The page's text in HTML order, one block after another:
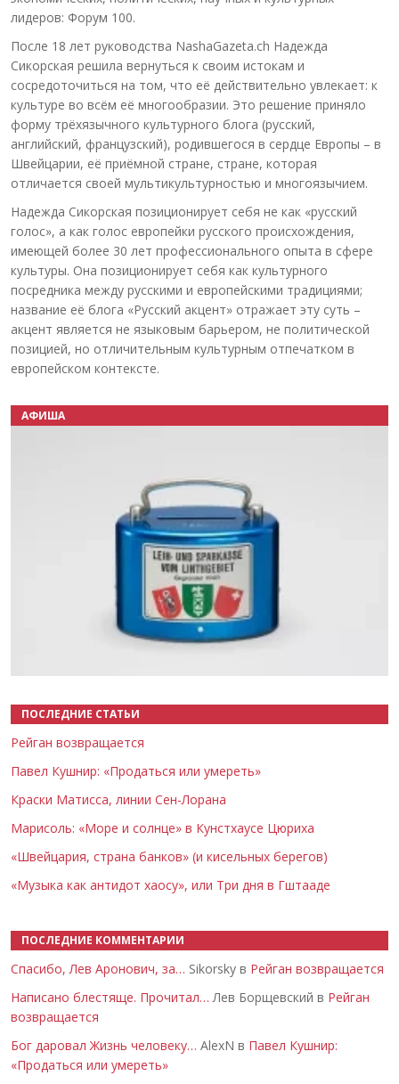
лидеров: Форум 100.
После 18 лет руководства NashaGazeta.ch Надежда
Сикорская решила вернуться к своим истокам и
сосредоточиться на том, что её действительно увлекает: к
культуре во всём её многообразии. Это решение приняло
форму трёхязычного культурного блога (русский,
английский, французский), родившегося в сердце Европы – в
Швейцарии, её приёмной стране, стране, которая
отличается своей мультикультурностью и многоязычием.
Надежда Сикорская позиционирует себя не как «русский
голос», а как голос европейки русского происхождения,
имеющей более 30 лет профессионального опыта в сфере
культуры. Она позиционирует себя как культурного
посредника между русскими и европейскими традициями;
название её блога «Русский акцент» отражает эту суть –
акцент является не языковым барьером, не политической
позицией, но отличительным культурным отпечатком в
европейском контексте.
АФИША
ПОСЛЕДНИЕ СТАТЬИ
Рейган возвращается
Павел Кушнир: «Продаться или умереть»
Краски Матисса, линии Сен-Лорана
Марисоль: «Море и солнце» в Кунстхаусе Цюриха
«Швейцария, страна банков» (и кисельных берегов)
«Музыка как антидот хаосу», или Три дня в Гштааде
ПОСЛЕДНИЕ КОММЕНТАРИИ
Спасибо, Лев Аронович, за… Sikorsky в Рейган возвращается
Написано блестяще. Прочитал… Лев Борщевский в Рейган
возвращается
Бог даровал Жизнь человеку… AlexN в Павел Кушнир:
«Продаться или умереть»